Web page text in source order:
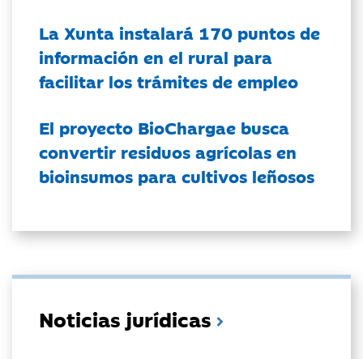
La Xunta instalará 170 puntos de
información en el rural para
facilitar los trámites de empleo
El proyecto BioChargae busca
convertir residuos agrícolas en
bioinsumos para cultivos leñosos
Noticias jurídicas